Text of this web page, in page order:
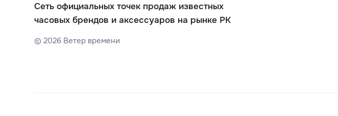
Сеть официальных точек продаж известных
часовых брендов и аксессуаров на рынке РК
©2026 Ветер времени